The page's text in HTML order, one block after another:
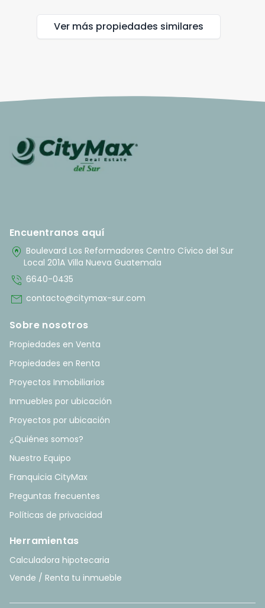
Ver más propiedades similares
Encuentranos aquí
home_pin Boulevard Los Reformadores Centro Cívico del Sur
Local 201A Villa Nueva Guatemala
phone_in_talk 6640-0435
mail contacto@citymax-sur.com
Sobre nosotros
Propiedades en Venta
Propiedades en Renta
Proyectos Inmobiliarios
Inmuebles por ubicación
Proyectos por ubicación
¿Quiénes somos?
Nuestro Equipo
Franquicia CityMax
Preguntas frecuentes
Políticas de privacidad
Herramientas
Calculadora hipotecaria
Vende / Renta tu inmueble